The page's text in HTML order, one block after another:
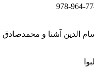
978-964-
الدین آشنا و محمدصادق